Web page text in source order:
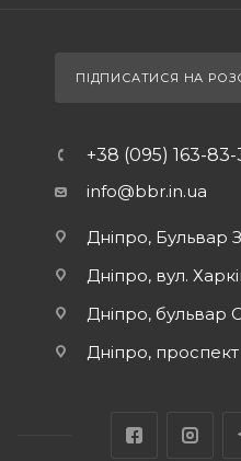
ПІДПИСАТИСЯ НА
+38 (095) 163-83-
info@bbr.in.ua
Дніпро, Бульвар
Дніпро, вул.
Дніпро, бульвар
Дніпро,